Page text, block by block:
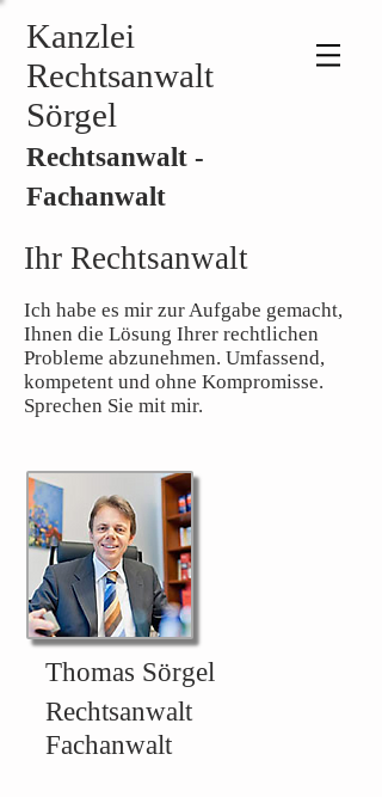
Kanzlei
Rechtsanwalt
Sörgel
Rechtsanwalt -
Fachanwalt
Ihr Rechtsanwalt
Ich habe es mir zur Aufgabe gemacht,
Ihnen die Lösung Ihrer rechtlichen
Probleme abzunehmen. Umfassend,
kompetent und ohne Kompromisse.
Sprechen Sie mit mir.
Thomas Sörgel
Rechtsanwalt
Fachanwalt